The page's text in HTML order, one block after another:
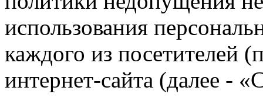
использования
каждого из посетителей
интернет-сайта (далее -